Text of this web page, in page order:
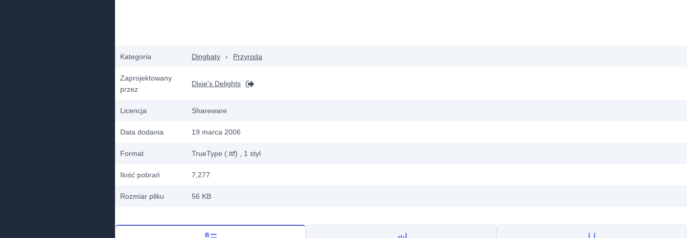
Kategoria Dingbaty › Przyroda
Zaprojektowany
przez
Dixie's Delights
Licencja Shareware
Data dodania 19 marca 2006
Format TrueType (.ttf) , 1 styl
Ilość pobrań 7,277
Rozmiar pliku 56 KB